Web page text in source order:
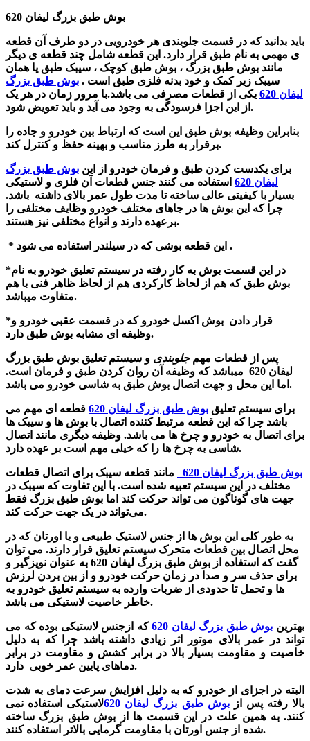
بوش طبق بزرگ لیفان 620
باید بدانید که در قسمت جلوبندی هر خودرویی در دو طرف آن قطعه
ی مهمی به نام طبق قرار دارد. این قطعه شامل چند قطعه ی دیگر
مانند بوش طبق بزرگ ، بوش طبق کوچک ، سیبک طبق یا همان
سیبک زیر کمک و خود بدنه فلزی طبق است . بوش طبق بزرگ
لیفان 620
یکی از قطعات مصرفی می باشد.با مرور زمان در هر یک
از این اجزا فرسودگی به وجود می آید و باید تعویض شود.
بنابراین وظیفه بوش طبق این است که ارتباط بین خودرو و جاده را
برقرار به‌ طرز مناسب و بهینه حفظ و کنترل کند.
برای یکدست کردن طبق و فرمان خودرو از این بوش طبق بزرگ
لیفان 620
استفاده می کنند جنس قطعات آن فلزی و لاستیکی
بسیار با کیفیتی عالی ساخته تا مدت طول عمر بالای داشته باشد.
چرا که این بوش ها در جاهای مختلف خودرو وظایف مختلفی را
برعهده دارند و انواع مختلفی نیز هستند.
* این قطعه بوشی که در سیلندر استفاده می شود .
*در این قسمت بوش به کار رفته در سیستم تعلیق خودرو به نام
بوش طبقکه هم از لحاظکارکردی هم از لحاظ ظاهر فنی با هم
متفاوتمیباشد.
*قرار دادن بوش اکسل خودرو که در قسمت عقبی خودرو و
وظیفه ای مشابه بوش طبق دارد.
پس از قطعات مهمجلوبندی و سیستم تعلیق بوش طبق بزرگ
لیفان 620
میباشد که وظیفه آن روان کردن طبق و فرمان است.
اما این محل و جهت اتصال بوش طبق به شاسی خودرو می باشد.
برای سیستم تعلیق بوش طبق بزرگ لیفان 620
قطعه ای مهم می
باشد چرا که این قطعه مرتبط کننده اتصال با بوش ها و سیبک ها
برای اتصال به خودرو و چرخ ها می باشد. وظیفه دیگری مانند اتصال
شاسی به چرخ ها را که خیلی مهم است بر عهده دارد.
بوش طبق بزرگ لیفان 620 مانند قطعه سیبک برای اتصال قطعات
مختلف در این سیستم تعبیه شده است. با این تفاوت که سیبک در
جهت های گوناگون می تواند حرکت کند اما بوش طبق بزرگ فقط
می‌تواند در یک جهت حرکت کند.
به طور کلی این بوش ها از جنس لاستیک طبیعی و یا اورتان که در
محل اتصال بین قطعات متحرک سیستم تعلیق قرار دارند. می توان
گفت که استفاده از بوش طبق بزرگ لیفان 620
به عنوان نویزگیر و
برای حذف سر و صدا در زمان حرکت خودرو و از بین بردن لرزش
ها و تحمل تا حدودی از ضربات وارده به سیستم تعلیق خودرو به
خاطر خاصیت لاستیکی می باشد.
بهترین بوش طبق بزرگ لیفان 620
که ازجنس لاستیکی بوده که می
تواند در عمر بالای موتور اثر زیادی داشته باشد چرا که به دلیل
خاصیت و مقاومت بسیار بالا در برابر کشش و مقاومت در برابر
دماهای پایین عمر خوبی دارد.
البته در اجزای از خودرو که به دلیل افزایش سرعت دمای به شدت
بالا رفته پس از
بوش طبق بزرگ لیفان 620
لاستیکی استفاده نمی
کنند. به همین علت در این قسمت ها از بوش طبق بزرگ ساخته
شده از جنس اورتان با مقاومت گرمایی بالاتر استفاده کنند.